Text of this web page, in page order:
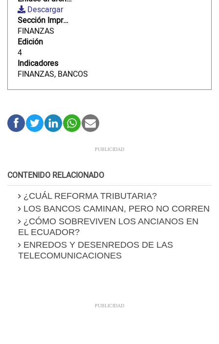
NEWSLETTERS
Descargar
Sección Impreso
FINANZAS
Edición
4
Indicadores
FINANZAS, BANCOS
CONTENIDO RELACIONADO
¿CUÁL REFORMA TRIBUTARIA?
LOS BANCOS CAMINAN, PERO NO CORREN
¿CÓMO SOBREVIVEN LOS ANCIANOS EN
EL ECUADOR?
ENREDOS Y DESENREDOS DE LAS
TELECOMUNICACIONES